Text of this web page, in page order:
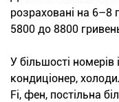
розраховані на 6–8
5800 до 8800
У більшості номерів
кондиціонер,
Fi, фен, постільна